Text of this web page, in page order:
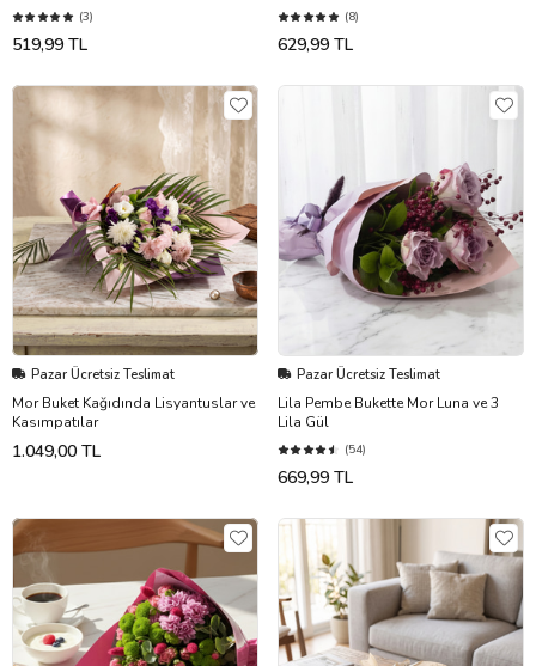
(3)
519,99 TL
(8)
629,99 TL
Pazar Ücretsiz Teslimat
Mor Buket Kağıdında Lisyantuslar ve
Kasımpatılar
1.049,00 TL
Pazar Ücretsiz Teslimat
Lila Pembe Bukette Mor Luna ve 3
Lila Gül
(54)
669,99 TL